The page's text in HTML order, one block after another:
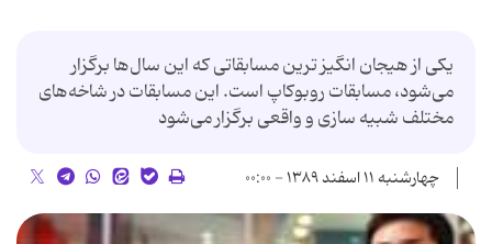
یکی از هیجان انگیز ترین مسابقاتی که این سال‌ها برگزار
می‌شود، مسابقات روبوکاپ است. این مسابقات در شاخه‌های
مختلف شبیه سازی و واقعی برگزار می‌شود
چهارشنبه ۱۱ اسفند ۱۳۸۹ - ۰۰:۰۰